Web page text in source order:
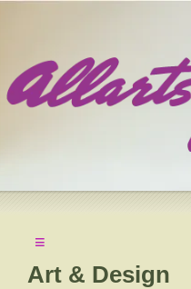
≡
Art & Design